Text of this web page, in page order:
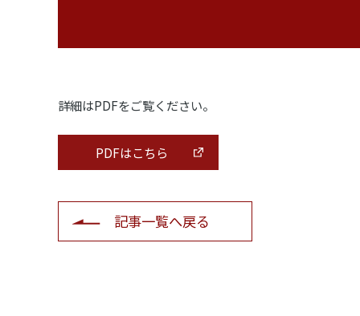
詳細はPDFをご覧ください。
PDFはこちら
記事一覧へ戻る